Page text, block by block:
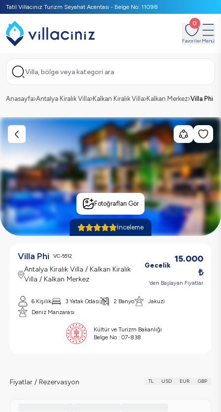
Tatil Villacınız Turizm Seyahat Acentası - Belge No: 11098
0
FavorilerMenü
Villa, bölge veya kategori ara
Anasayfa Antalya Kiralık Villa Kalkan Kiralık Villa Kalkan Merkez Villa Phi
Fotoğrafları Gör
İnceleme
Villa Phi VC-5512
Antalya Kiralık Villa / Kalkan Kiralık
Villa / Kalkan Merkez
Gecelik
15.000
₺
'den Başlayan Fiyatlar
6 Kişilik 3 Yatak Odası 2 Banyo
Jakuzi
Deniz Manzarası
Kültür ve Turizm Bakanlığı
Belge No : 07-838
Fiyatlar / Rezervasyon TL USD EUR GBP